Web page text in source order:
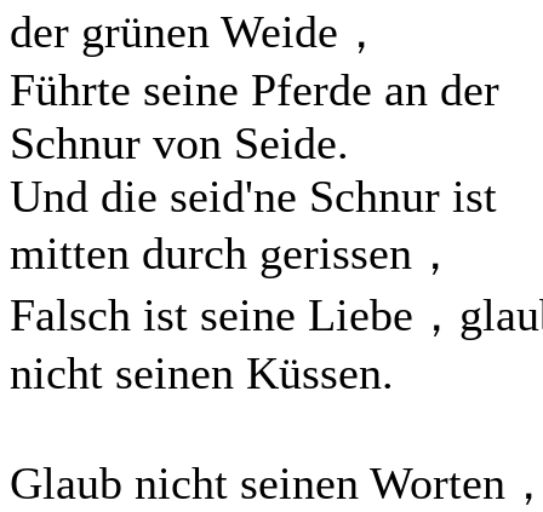
der grünen Weide，
Führte seine Pferde an der
Schnur von Seide.
Und die seid'ne Schnur ist
mitten durch gerissen，
Falsch ist seine Liebe，
nicht seinen Küssen.
Glaub nicht seinen Worten